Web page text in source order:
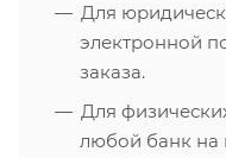
Для
электронной
заказа.
Для
любой банк на